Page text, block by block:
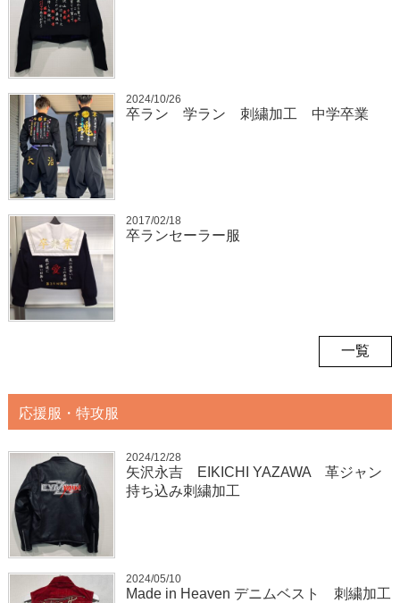
2024/10/26
卒ラン 学ラン 刺繍加工 中学卒業
2017/02/18
卒ランセーラー服
一覧
応援服・特攻服
2024/12/28
矢沢永吉 EIKICHI YAZAWA 革ジャン
持ち込み刺繍加工
2024/05/10
Made in Heaven デニムベスト 刺繍加工